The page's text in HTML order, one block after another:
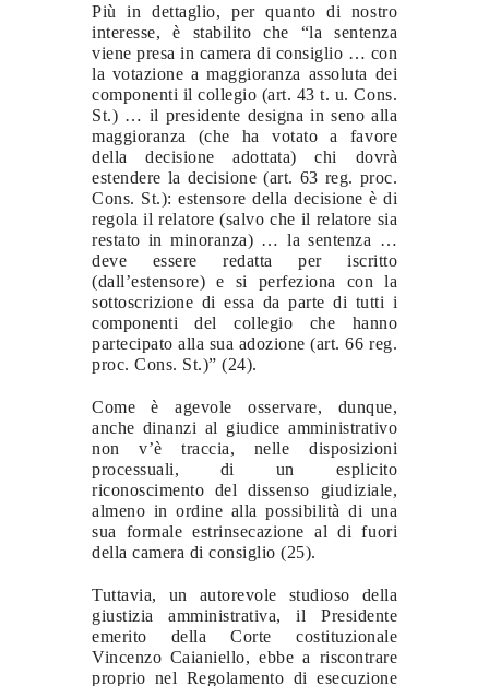
Più in dettaglio, per quanto di nostro
interesse, è stabilito che “la sentenza
viene presa in camera di consiglio … con
la votazione a maggioranza assoluta dei
componenti il collegio (art. 43 t. u. Cons.
St.) … il presidente designa in seno alla
maggioranza (che ha votato a favore
della decisione adottata) chi dovrà
estendere la decisione (art. 63 reg. proc.
Cons. St.): estensore della decisione è di
regola il relatore (salvo che il relatore sia
restato in minoranza) … la sentenza …
deve essere redatta per iscritto
(dall’estensore) e si perfeziona con la
sottoscrizione di essa da parte di tutti i
componenti del collegio che hanno
partecipato alla sua adozione (art. 66 reg.
proc. Cons. St.)” (24).
Come è agevole osservare, dunque,
anche dinanzi al giudice amministrativo
non v’è traccia, nelle disposizioni
processuali, di un esplicito
riconoscimento del dissenso giudiziale,
almeno in ordine alla possibilità di una
sua formale estrinsecazione al di fuori
della camera di consiglio (25).
Tuttavia, un autorevole studioso della
giustizia amministrativa, il Presidente
emerito della Corte costituzionale
Vincenzo Caianiello, ebbe a riscontrare
proprio nel Regolamento di esecuzione